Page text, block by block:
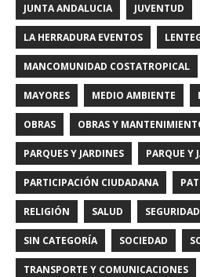
JUNTA ANDALUCIA JUVENTUD
LA HERRADURA EVENTOS
MANCOMUNIDAD COSTATROPICAL
MAYORES MEDIO AMBIENTE
OBRAS OBRAS Y
PARQUES Y JARDINES PARQUE Y
PARTICIPACIÓN CIUDADANA
RELIGIÓN SALUD SEGURIDAD
SIN CATEGORÍA SOCIEDAD
TRANSPORTE Y COMUNICACIONES